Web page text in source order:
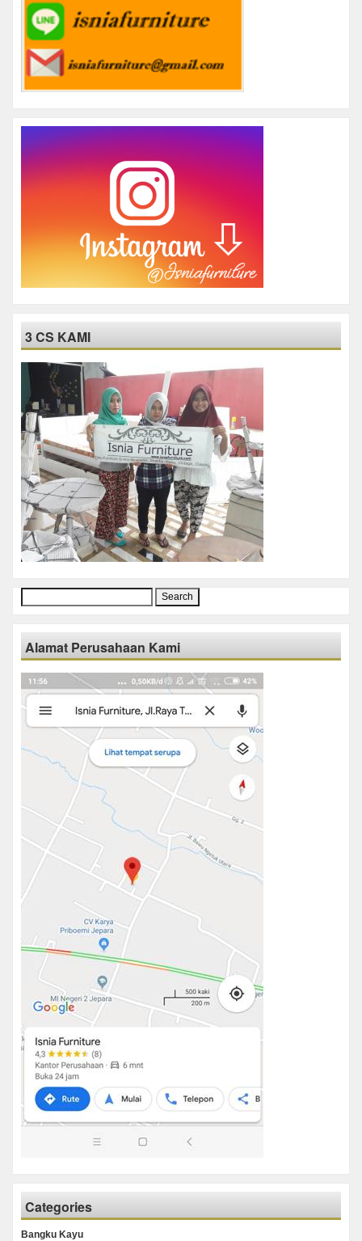
3 CS KAMI
Search
for:
Alamat Perusahaan Kami
Categories
Bangku Kayu